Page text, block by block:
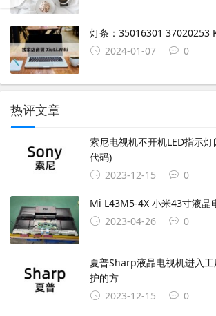
灯条：35016301 37020253
2024-01-07
0
热评文章
索尼电视机不开机LED指示
代码)
2023-12-15
0
Mi L43M5-4X 小米43寸液晶
2023-04-26
0
夏普Sharp液晶电视机进入
护的方
2023-12-15
0